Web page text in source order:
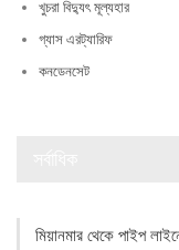
খুচরা বিদ্যুৎ মূল্যহার
গ্যাস এরট্যারিফ
কনডেনসেট
মিয়ানমার থেকে পাইপ